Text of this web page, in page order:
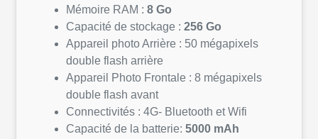
Mémoire RAM : 8 Go
Capacité de stockage : 256 Go
Appareil photo Arrière : 50 mégapixels
double flash arrière
Appareil Photo Frontale : 8 mégapixels
double flash avant
Connectivités : 4G- Bluetooth et Wifi
Capacité de la batterie: 5000 mAh